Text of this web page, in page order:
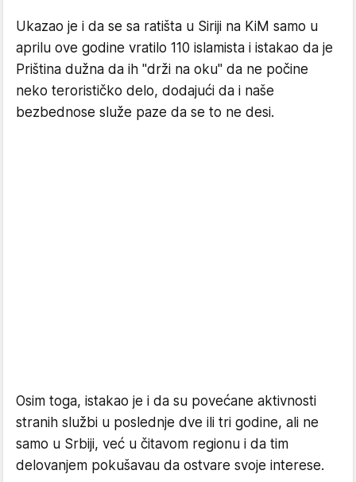
Ukazao je i da se sa ratišta u Siriji na KiM samo u
aprilu ove godine vratilo 110 islamista i istakao da je
Priština dužna da ih "drži na oku" da ne počine
neko terorističko delo, dodajući da i naše
bezbednose služe paze da se to ne desi.
Osim toga, istakao je i da su povećane aktivnosti
stranih službi u poslednje dve ili tri godine, ali ne
samo u Srbiji, već u čitavom regionu i da tim
delovanjem pokušavau da ostvare svoje interese.